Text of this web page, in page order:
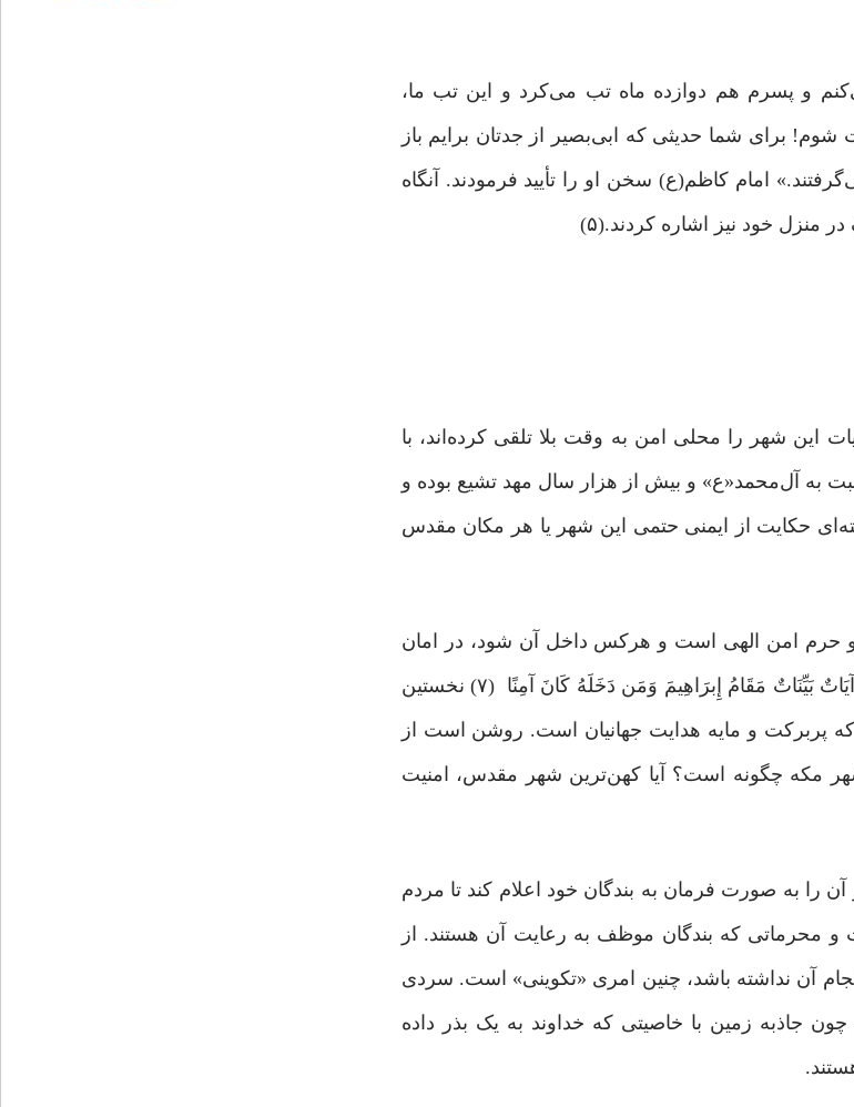
و پسرم هم دوازده ماه تب می‌کرد و این تب ما،
برای شما حدیثی که ابی‌بصیر از جدتان برایم باز
امام کاظم(ع) سخن او را تأیید فرمودند. آنگاه
خود نیز اشاره کردند.(۵)
این شهر را محلی امن به وقت بلا تلقی کرده‌اند، با
به آل‌محمد«ع» و بیش از هزار سال مهد تشیع بوده و
حکایت از ایمنی حتمی این شهر یا هر مکان‌ مقدس
تبیین بیشتر، به دو نکته اشاره می‌کنیم: …«مکه مکرمه» بلد امین(۶) و حرم امن الهی است و هرکس داخل آن شود، در امان
خواهد بود: «إِنَّ أَوَّلَ بَیتٍ وُضِعَ لِلنَّاسِ لَلَّذی بِبَکَّهَ مُبارَکاً وَ هُدیً لِلعالَمینَ* فِیهِ آیَاتٌ بَیِّنَاتٌ مَقَامُ إِبرَاهِیمَ وَمَن دَخَلَهُ کَانَ آمِنًا (۷) نخستین
پربرکت و مایه هدایت جهانیان است. روشن است از
مکه چگونه است؟ آیا کهن‌ترین شهر مقدس، امنیت
را به صورت فرمان به بندگان خود اعلام کند تا مردم
و محرماتی که بندگان موظف به رعایت آن هستند. از
آن نداشته باشد، چنین امری «تکوینی» است. سردی
جاذبه زمین با خاصیتی که خداوند به یک بذر داده